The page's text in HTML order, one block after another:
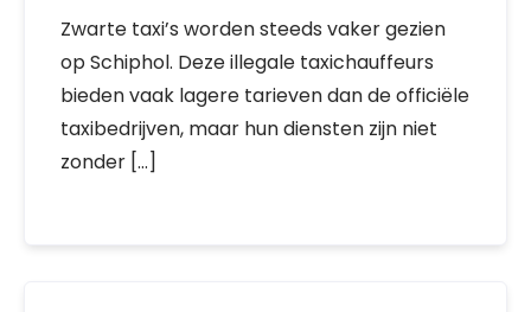
Zwarte taxi’s worden steeds vaker gezien
op Schiphol. Deze illegale taxichauffeurs
bieden vaak lagere tarieven dan de officiële
taxibedrijven, maar hun diensten zijn niet
zonder […]